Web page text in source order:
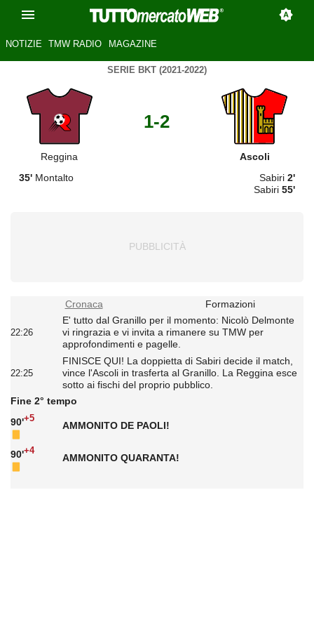
NOTIZIE TMW RADIO MAGAZINE
SERIE BKT (2021-2022)
Reggina
1-2
Ascoli
35' Montalto Sabiri 2'
Sabiri 55'
Cronaca Formazioni
22:26
E' tutto dal Granillo per il momento: Nicolò Delmonte
vi ringrazia e vi invita a rimanere su TMW per
approfondimenti e pagelle.
22:25
FINISCE QUI! La doppietta di Sabiri decide il match,
vince l'Ascoli in trasferta al Granillo. La Reggina esce
sotto ai fischi del proprio pubblico.
Fine 2° tempo
90'+5
AMMONITO DE PAOLI!
90'+4
AMMONITO QUARANTA!